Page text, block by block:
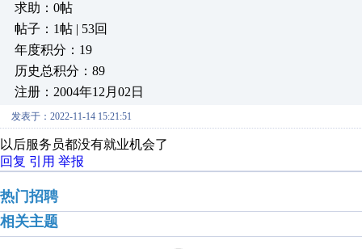
求助：0帖
帖子：1帖 | 53回
年度积分：19
历史总积分：89
注册：2004年12月02日
发表于：2022-11-14 15:21:51
以后服务员都没有就业机会了
回复 引用 举报
热门招聘
相关主题